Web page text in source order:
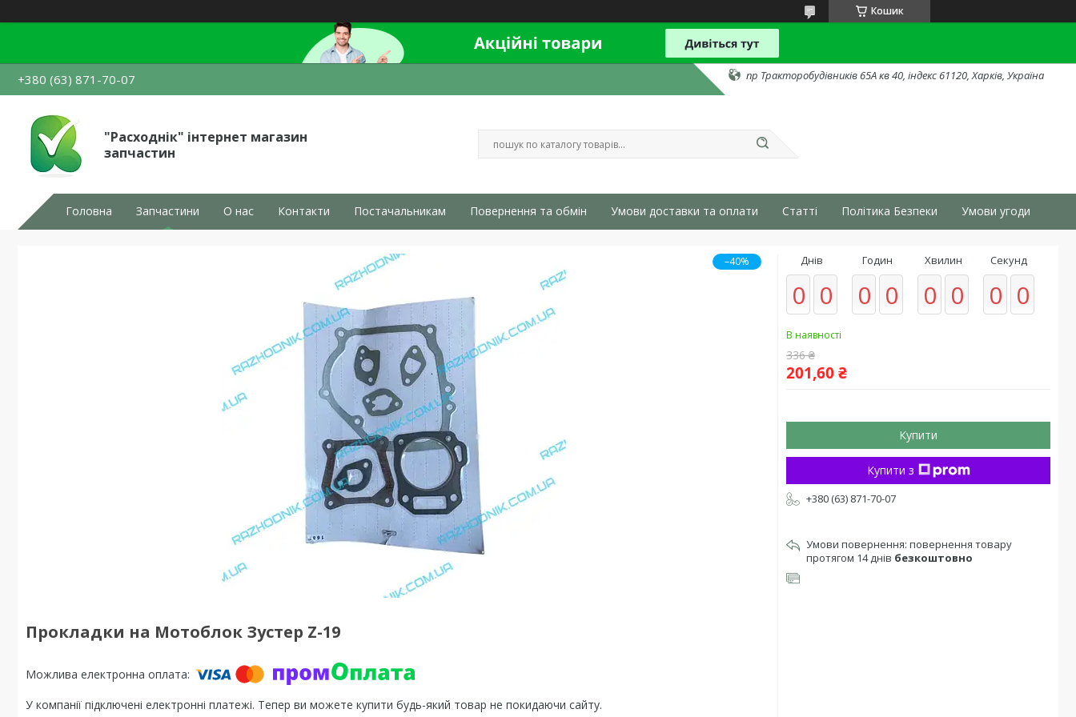
Кошик
+380 (63) 871-70-07 пр Тракторобудівників 65А кв 40, індекс 61120, Харків, Україна
"Расходнік" інтернет магазин
запчастин
Головна Запчастини О нас Контакти Постачальникам Повернення та обмін Умови доставки та оплати Статті Політика Безпеки Умови угоди
–40%
Прокладки на Мотоблок Зустер Z-19
У компанії підключені електронні платежі. Тепер ви можете купити будь-який товар не покидаючи сайту.
Днів
0 0
Годин
0 0
Хвилин
0 0
Секунд
0 0
В наявності
336 ₴
201,60 ₴
Купити
Купити з
+380 (63) 871-70-07
повернення товару
протягом 14 днів безкоштовно